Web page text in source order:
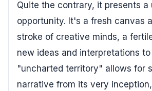
Quite the contrary, it presents a
opportunity. It's a fresh canvas
stroke of creative minds, a
new ideas and interpretations
"uncharted territory" allows for
narrative from its very